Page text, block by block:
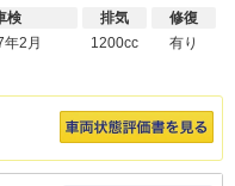
検
2月
排気
1200cc
修復
有り